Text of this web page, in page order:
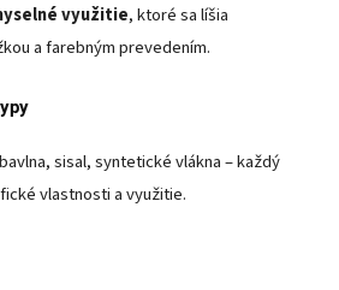
využitie, ktoré sa líšia
a farebným prevedením.
sisal, syntetické vlákna – každý
vlastnosti a využitie.